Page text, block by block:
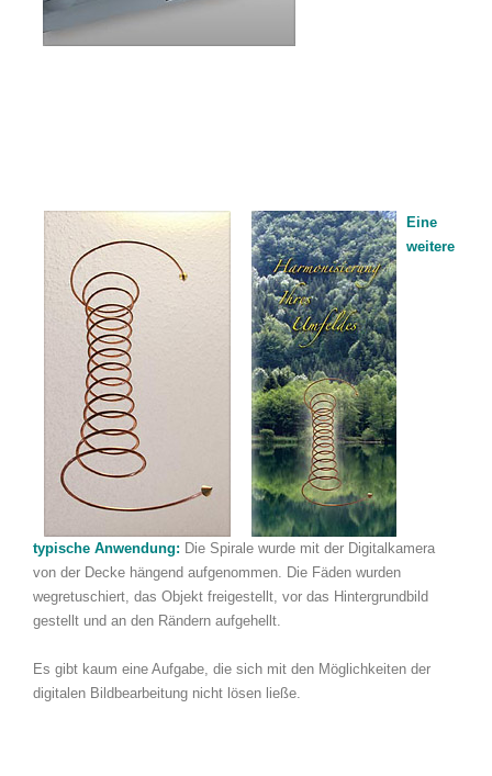
Eine
weitere
typische Anwendung: Die Spirale wurde mit der Digitalkamera
von der Decke hängend aufgenommen. Die Fäden wurden
wegretuschiert, das Objekt freigestellt, vor das Hintergrundbild
gestellt und an den Rändern aufgehellt.
Es gibt kaum eine Aufgabe, die sich mit den Möglichkeiten der
digitalen Bildbearbeitung nicht lösen ließe.